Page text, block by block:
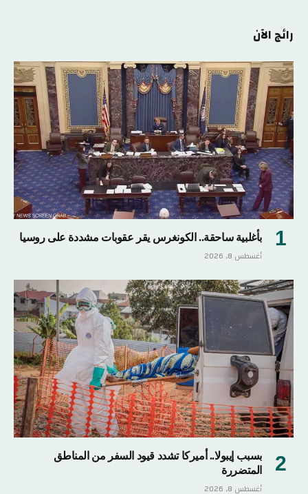
رائج الآن
بأغلبية ساحقة.. الكونغرس يقر عقوبات مشددة على روسيا
أغسطس 8, 2026
بسبب إيبولا.. أميركا تشدد قيود السفر من المناطق
المتضررة
أغسطس 8, 2026